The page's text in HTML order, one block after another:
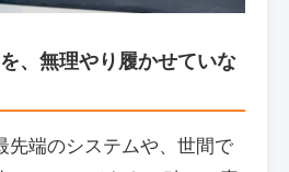
、無理やり履かせていな
先端のシステムや、世間で